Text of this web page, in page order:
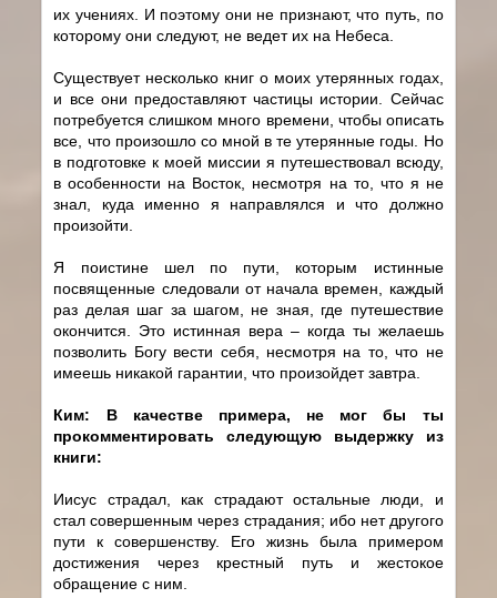
их учениях. И поэтому они не признают, что путь, по
которому они следуют, не ведет их на Небеса.
Существует несколько книг о моих утерянных годах,
и все они предоставляют частицы истории. Сейчас
потребуется слишком много времени, чтобы описать
все, что произошло со мной в те утерянные годы. Но
в подготовке к моей миссии я путешествовал всюду,
в особенности на Восток, несмотря на то, что я не
знал, куда именно я направлялся и что должно
произойти.
Я поистине шел по пути, которым истинные
посвященные следовали от начала времен, каждый
раз делая шаг за шагом, не зная, где путешествие
окончится. Это истинная вера – когда ты желаешь
позволить Богу вести себя, несмотря на то, что не
имеешь никакой гарантии, что произойдет завтра.
Ким: В качестве примера, не мог бы ты
прокомментировать следующую выдержку из
книги:
Иисус страдал, как страдают остальные люди, и
стал совершенным через страдания; ибо нет другого
пути к совершенству. Его жизнь была примером
достижения через крестный путь и жестокое
обращение с ним.